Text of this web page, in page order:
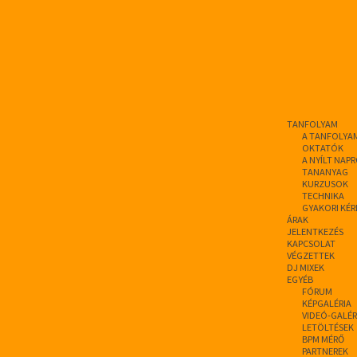
TANFOLYAM
A
OKTATÓK
A NYÍLT
TANANYAG
KURZUSOK
TECHNIKA
GYAKORI
ÁRAK
JELENTKEZÉS
KAPCSOLAT
VÉGZETTEK
DJ MIXEK
EGYÉB
FÓRUM
KÉPGALÉRIA
VIDEÓ-
LETÖLTÉSEK
BPM MÉRŐ
PARTNEREK